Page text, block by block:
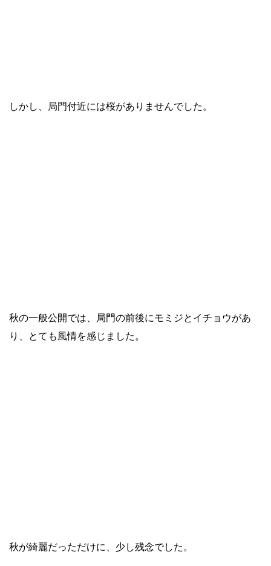
しかし、局門付近には桜がありませんでした。
秋の一般公開では、局門の前後にモミジとイチョウがあ
り、とても風情を感じました。
秋が綺麗だっただけに、少し残念でした。